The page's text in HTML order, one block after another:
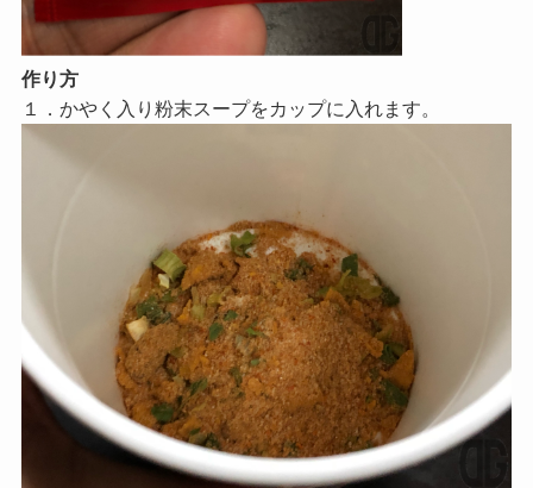
作り方
１．かやく入り粉末スープをカップに入れます。